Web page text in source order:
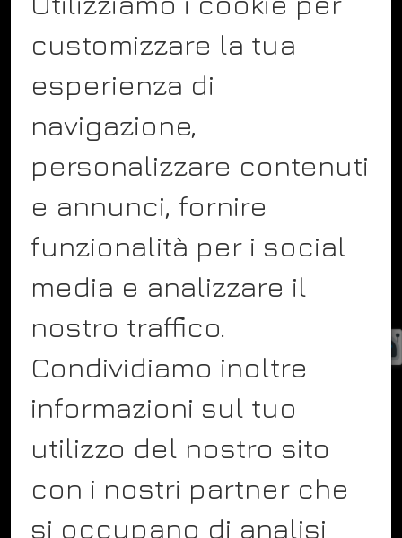
Via Saronni 27
Tel. +393298957009
COMPANY
About
Team
Blog
Contact
Service
FOLLOW US
customizzare la tua
esperienza di
navigazione,
personalizzare contenuti
e annunci, fornire
funzionalità per i social
media e analizzare il
nostro traffico.
Condividiamo inoltre
informazioni sul tuo
utilizzo del nostro sito
con i nostri partner che
si occupano di analisi